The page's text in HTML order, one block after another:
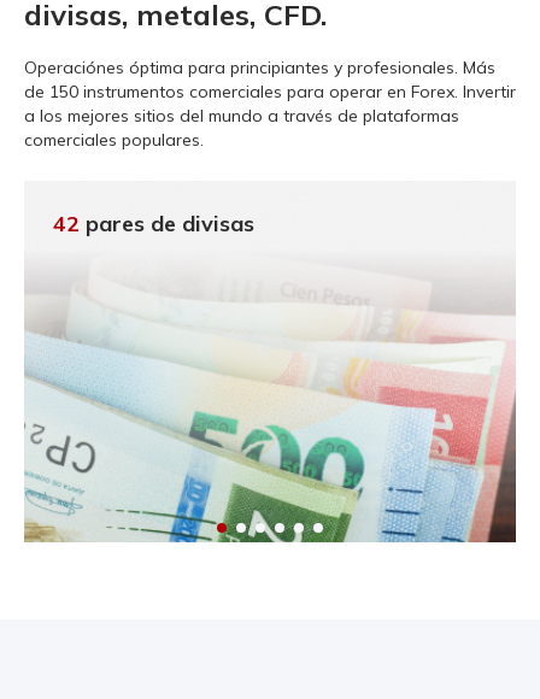
divisas, metales, CFD.
Operaciónes óptima para principiantes y profesionales. Más
de 150 instrumentos comerciales para operar en Forex. Invertir
a los mejores sitios del mundo a través de plataformas
comerciales populares.
42 pares de divisas